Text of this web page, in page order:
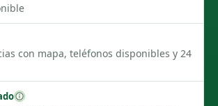
con mapa, teléfonos disponibles y 24